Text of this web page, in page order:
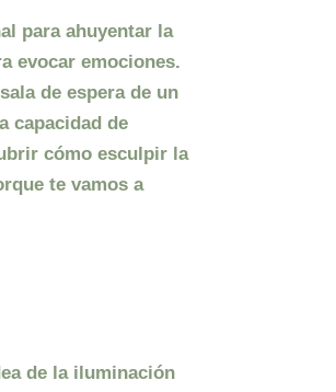
para ahuyentar la
evocar emociones.
de espera de un
capacidad de
cómo esculpir la
te vamos a
de la iluminación